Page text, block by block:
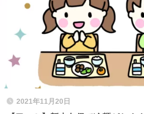
2021年11月20日